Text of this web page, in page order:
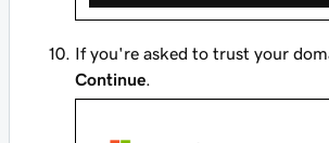
If you're asked to trust your
Continue.